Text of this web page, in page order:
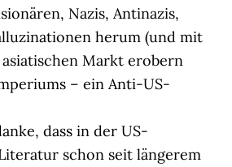
Nazis, Antinazis,
herum (und mit
Markt erobern
– ein Anti-US-
dass in der US-
schon seit längerem